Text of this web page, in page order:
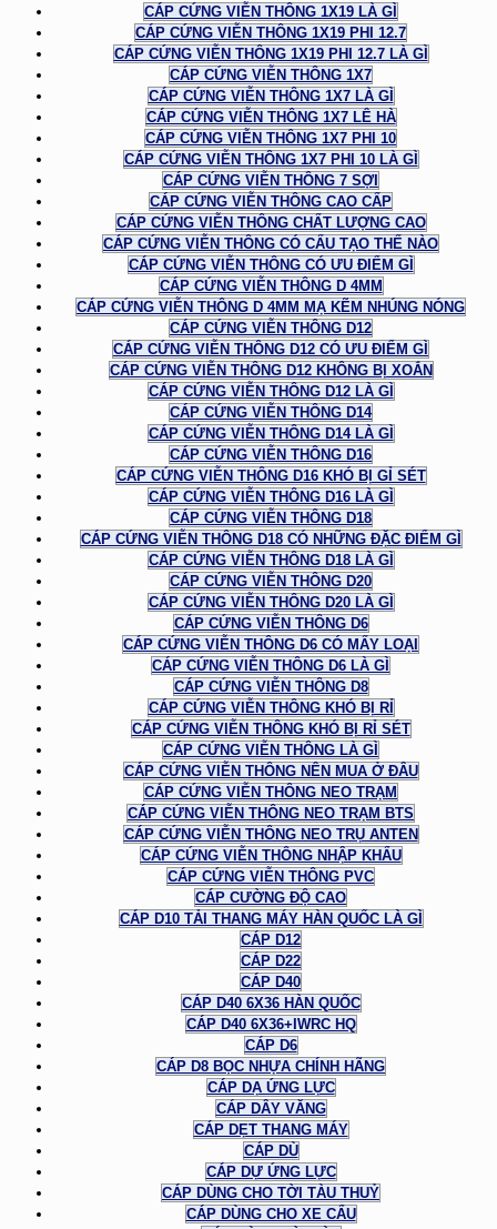
CÁP CỨNG VIỄN THÔNG 1X19 LÀ GÌ
CÁP CỨNG VIỄN THÔNG 1X19 PHI 12.7
CÁP CỨNG VIỄN THÔNG 1X19 PHI 12.7 LÀ GÌ
CÁP CỨNG VIỄN THÔNG 1X7
CÁP CỨNG VIỄN THÔNG 1X7 LÀ GÌ
CÁP CỨNG VIỄN THÔNG 1X7 LÊ HÀ
CÁP CỨNG VIỄN THÔNG 1X7 PHI 10
CÁP CỨNG VIỄN THÔNG 1X7 PHI 10 LÀ GÌ
CÁP CỨNG VIỄN THÔNG 7 SỢI
CÁP CỨNG VIỄN THÔNG CAO CẤP
CÁP CỨNG VIỄN THÔNG CHẤT LƯỢNG CAO
CÁP CỨNG VIỄN THÔNG CÓ CẤU TẠO THẾ NÀO
CÁP CỨNG VIỄN THÔNG CÓ ƯU ĐIỂM GÌ
CÁP CỨNG VIỄN THÔNG D 4MM
CÁP CỨNG VIỄN THÔNG D 4MM MẠ KẼM NHÚNG NÓNG
CÁP CỨNG VIỄN THÔNG D12
CÁP CỨNG VIỄN THÔNG D12 CÓ ƯU ĐIỂM GÌ
CÁP CỨNG VIỄN THÔNG D12 KHÔNG BỊ XOẮN
CÁP CỨNG VIỄN THÔNG D12 LÀ GÌ
CÁP CỨNG VIỄN THÔNG D14
CÁP CỨNG VIỄN THÔNG D14 LÀ GÌ
CÁP CỨNG VIỄN THÔNG D16
CÁP CỨNG VIỄN THÔNG D16 KHÓ BỊ GỈ SÉT
CÁP CỨNG VIỄN THÔNG D16 LÀ GÌ
CÁP CỨNG VIỄN THÔNG D18
CÁP CỨNG VIỄN THÔNG D18 CÓ NHỮNG ĐẶC ĐIỂM GÌ
CÁP CỨNG VIỄN THÔNG D18 LÀ GÌ
CÁP CỨNG VIỄN THÔNG D20
CÁP CỨNG VIỄN THÔNG D20 LÀ GÌ
CÁP CỨNG VIỄN THÔNG D6
CÁP CỨNG VIỄN THÔNG D6 CÓ MẤY LOẠI
CÁP CỨNG VIỄN THÔNG D6 LÀ GÌ
CÁP CỨNG VIỄN THÔNG D8
CÁP CỨNG VIỄN THÔNG KHÓ BỊ RỈ
CÁP CỨNG VIỄN THÔNG KHÓ BỊ RỈ SÉT
CÁP CỨNG VIỄN THÔNG LÀ GÌ
CÁP CỨNG VIỄN THÔNG NÊN MUA Ở ĐÂU
CÁP CỨNG VIỄN THÔNG NEO TRẠM
CÁP CỨNG VIỄN THÔNG NEO TRẠM BTS
CÁP CỨNG VIỄN THÔNG NEO TRỤ ANTEN
CÁP CỨNG VIỄN THÔNG NHẬP KHẨU
CÁP CỨNG VIỄN THÔNG PVC
CÁP CƯỜNG ĐỘ CAO
CÁP D10 TẢI THANG MÁY HÀN QUỐC LÀ GÌ
CÁP D12
CÁP D22
CÁP D40
CÁP D40 6X36 HÀN QUỐC
CÁP D40 6X36+IWRC HQ
CÁP D6
CÁP D8 BỌC NHỰA CHÍNH HÃNG
CÁP DẠ ỨNG LỰC
CÁP DÂY VĂNG
CÁP DẸT THANG MÁY
CÁP DÙ
CÁP DỰ ỨNG LỰC
CÁP DÙNG CHO TỜI TÀU THUỶ
CÁP DÙNG CHO XE CẨU